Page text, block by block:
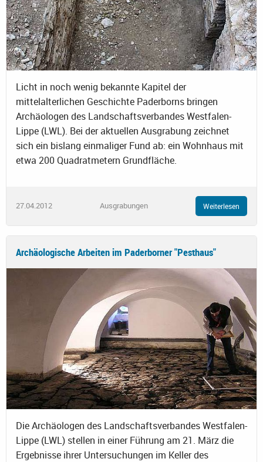
Licht in noch wenig bekannte Kapitel der
mittelalterlichen Geschichte Paderborns bringen
Archäologen des Landschaftsverbandes Westfalen-
Lippe (LWL). Bei der aktuellen Ausgrabung zeichnet
sich ein bislang einmaliger Fund ab: ein Wohnhaus mit
etwa 200 Quadratmetern Grundfläche.
27.04.2012 Ausgrabungen Weiterlesen
Archäologische Arbeiten im Paderborner "Pesthaus"
Die Archäologen des Landschaftsverbandes Westfalen-
Lippe (LWL) stellen in einer Führung am 21. März die
Ergebnisse ihrer Untersuchungen im Keller des